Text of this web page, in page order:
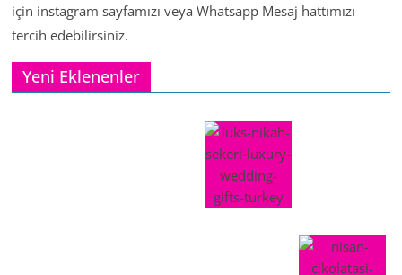
için instagram sayfamızı veya Whatsapp Mesaj hattımızı
tercih edebilirsiniz.
Yeni Eklenenler